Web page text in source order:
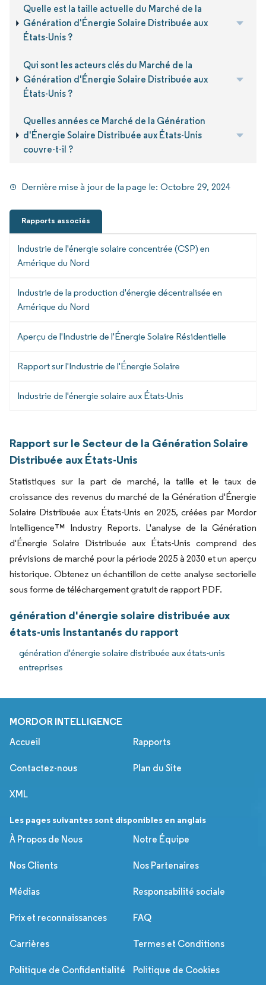
Quelle est la taille actuelle du Marché de la
Génération d'Énergie Solaire Distribuée aux
États-Unis ?
Qui sont les acteurs clés du Marché de la
Génération d'Énergie Solaire Distribuée aux
États-Unis ?
Quelles années ce Marché de la Génération
d'Énergie Solaire Distribuée aux États-Unis
couvre-t-il ?
Dernière mise à jour de la page le: Octobre 29, 2024
Rapports associés
Industrie de l'énergie solaire concentrée (CSP) en
Amérique du Nord
Industrie de la production d'énergie décentralisée en
Amérique du Nord
Aperçu de l'Industrie de l'Énergie Solaire Résidentielle
Rapport sur l'Industrie de l'Énergie Solaire
Industrie de l'énergie solaire aux États-Unis
Rapport sur le Secteur de la Génération Solaire
Distribuée aux États-Unis
Statistiques sur la part de marché, la taille et le taux de
croissance des revenus du marché de la Génération d'Énergie
Solaire Distribuée aux États-Unis en 2025, créées par Mordor
Intelligence™ Industry Reports. L'analyse de la Génération
d'Énergie Solaire Distribuée aux États-Unis comprend des
prévisions de marché pour la période 2025 à 2030 et un aperçu
historique. Obtenez un échantillon de cette analyse sectorielle
sous forme de téléchargement gratuit de rapport PDF.
génération d'énergie solaire distribuée aux
états-unis Instantanés du rapport
génération d'énergie solaire distribuée aux états-unis
entreprises
MORDOR INTELLIGENCE
Accueil Rapports
Contactez-nous Plan du Site
XML
Les pages suivantes sont disponibles en anglais
À Propos de Nous
Notre Équipe
Nos Clients Nos Partenaires
Médias Responsabilité sociale
Prix et reconnaissances FAQ
Carrières Termes et Conditions
Politique de Confidentialité Politique de Cookies